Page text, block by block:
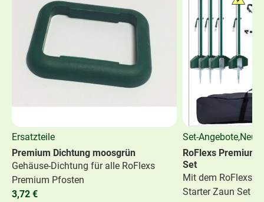
Ersatzteile
Premium Dichtung moosgrün
Gehäuse-Dichtung für alle RoFlexs
Premium Pfosten
3,72 €
Set-Angebote,
RoFlexs Premium
Set
Mit dem RoFlexs
Starter Zaun Set